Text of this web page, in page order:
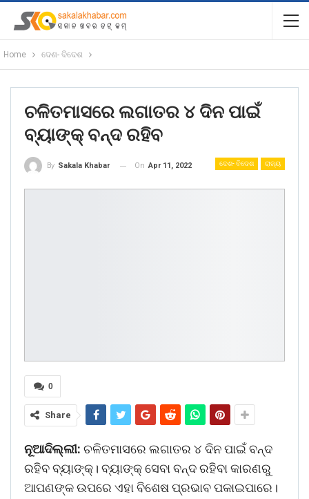
Home ଦେଶ- ବିଦେଶ
ଚଳିତମାସରେ ଲଗାତର ୪ ଦିନ ପାଇଁ
ବ୍ୟାଙ୍କ୍‌ ବନ୍ଦ ରହିବ
ଦେଶ- ବିଦେଶ ରାଜ୍ୟ
By Sakala Khabar On Apr 11, 2022
0
Share
ନୂଆଦିଲ୍ଲୀ: ଚଳିତମାସରେ ଲଗାତର ୪ ଦିନ ପାଇଁ ବନ୍ଦ
ରହିବ ବ୍ୟାଙ୍କ୍‌। ବ୍ୟାଙ୍କ୍‌ ସେବା ବନ୍ଦ ରହିବା କାରଣରୁ
ଆପଣଙ୍କ ଉପରେ ଏହା ବିଶେଷ ପ୍ରଭାବ ପକାଇପାରେ।